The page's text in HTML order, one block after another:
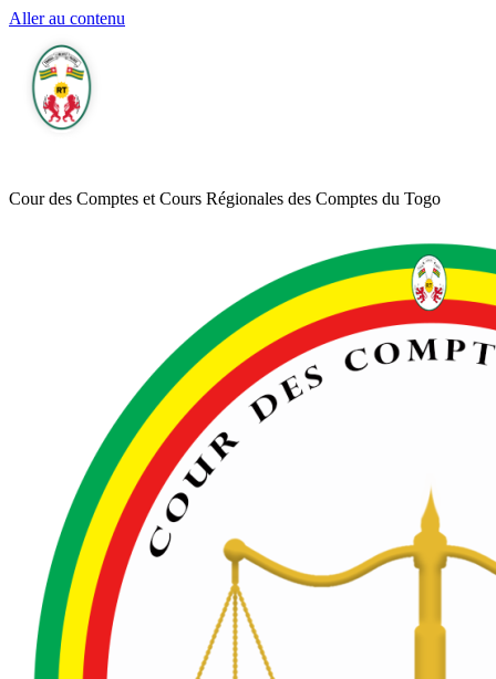
Aller au contenu
Cour des Comptes et Cours Régionales des Comptes du Togo